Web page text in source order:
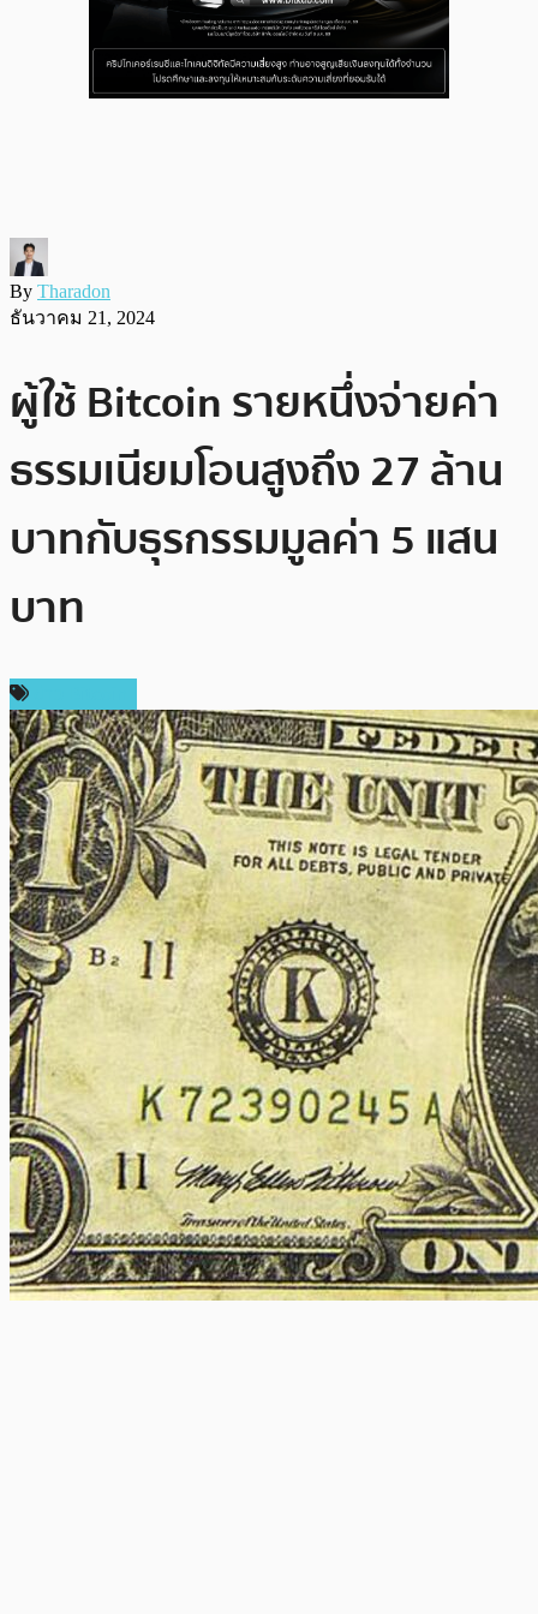
By Tharadon
ธันวาคม 21, 2024
ผู้ใช้ Bitcoin รายหนึ่งจ่ายค่า
ธรรมเนียมโอนสูงถึง 27 ล้าน
บาทกับธุรกรรมมูลค่า 5 แสน
บาท